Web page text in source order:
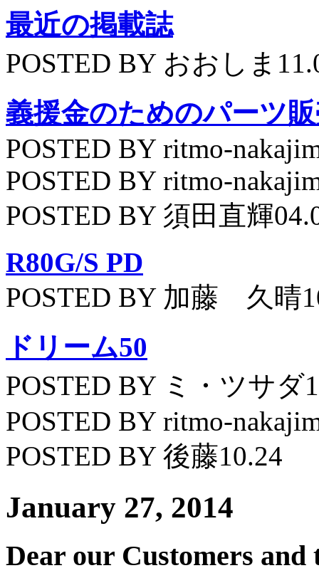
最近の掲載誌
POSTED BY おおしま
義援金のためのパーツ
POSTED BY ritmo-
POSTED BY ritmo-
POSTED BY 須田直輝
R80G/S PD
POSTED BY 加藤 久晴
ドリーム50
POSTED BY ミ・ツサダ
POSTED BY ritmo-
POSTED BY 後藤10.24
January 27, 2014
Dear our Customers and